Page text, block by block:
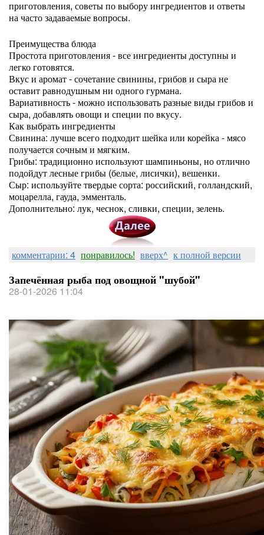
приготовления, советы по выбору ингредиентов и ответы
на часто задаваемые вопросы.
Преимущества блюда
Простота приготовления - все ингредиенты доступны и
легко готовятся.
Вкус и аромат - сочетание свинины, грибов и сыра не
оставит равнодушным ни одного гурмана.
Вариативность - можно использовать разные виды грибов и
сыра, добавлять овощи и специи по вкусу.
Как выбрать ингредиенты
Свинина: лучше всего подходит шейка или корейка - мясо
получается сочным и мягким.
Грибы: традиционно используют шампиньоны, но отлично
подойдут лесные грибы (белые, лисички), вешенки.
Сыр: используйте твердые сорта: российский, голландский,
моцарелла, гауда, эмменталь.
Дополнительно: лук, чеснок, сливки, специи, зелень.
комментарии: 4 понравилось! вверх^ к полной версии
Запечённая рыба под овощной "шубой"
28-01-2026 11:04